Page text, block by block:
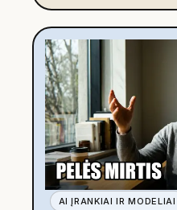
AI ĮRANKIAI IR MODELIAI